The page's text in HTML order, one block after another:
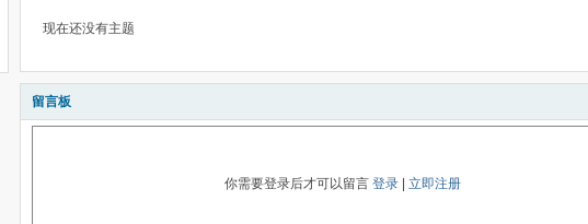
现在还没有主题
留言板
你需要登录后才可以留言 登录 立即注册